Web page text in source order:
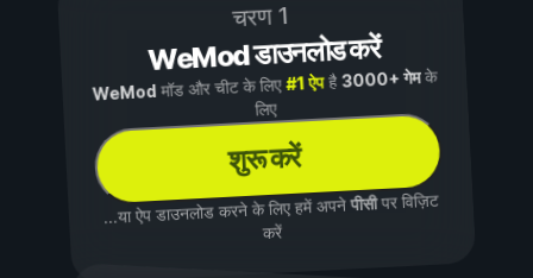
चरण 1
WeMod डाउनलोड करें
WeMod मॉड और चीट के लिए#1 ऐपहै3000+ गेमके
लिए
शुरू करें
...या ऐप डाउनलोड करने के लिए हमें अपनेपीसीपर विज़िट
करें